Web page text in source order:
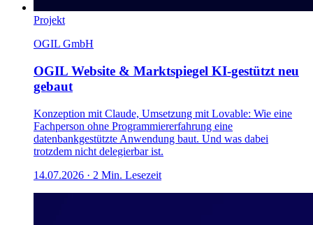
Projekt
OGIL GmbH
OGIL Website & Marktspiegel KI-gestützt neu
gebaut
Konzeption mit Claude, Umsetzung mit Lovable: Wie eine
Fachperson ohne Programmiererfahrung eine
datenbankgestützte Anwendung baut. Und was dabei
trotzdem nicht delegierbar ist.
14.07.2026 · 2 Min. Lesezeit